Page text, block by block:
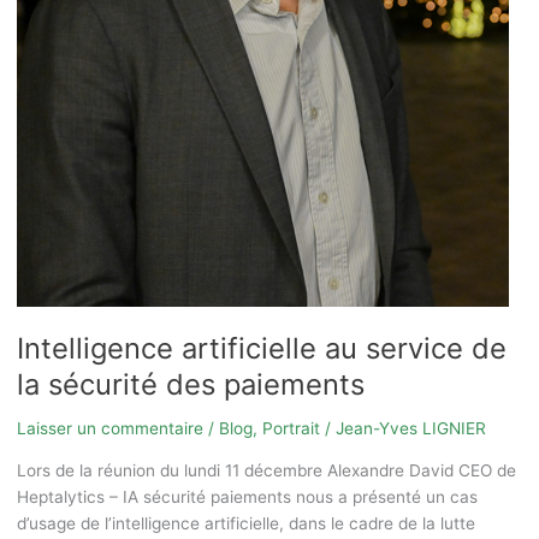
Intelligence artificielle au service de
la sécurité des paiements
Laisser un commentaire / Blog, Portrait/ Jean-Yves LIGNIER
Lors de la réunion du lundi 11 décembre Alexandre David CEO de
Heptalytics – IA sécurité paiements nous a présenté un cas
d’usage de l’intelligence artificielle, dans le cadre de la lutte